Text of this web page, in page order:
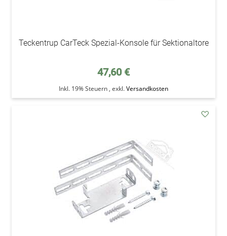
Teckentrup CarTeck Spezial-Konsole für Sektionaltore
47,60 €
Inkl. 19% Steuern , exkl.Versandkosten